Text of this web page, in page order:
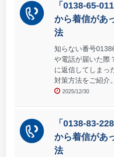
「0138-65-
から着信があ
法
知らない番号
や電話が届いた際
に返信してしまっ
対策方法をご紹介。
2025/12/30
「0138-83-
から着信があ
法